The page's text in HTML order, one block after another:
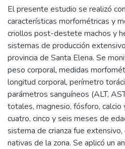
El presente estudio se realizó
características morfométricas y
criollos post-destete machos y
sistemas de producción
provincia de Santa Elena. Se
peso corporal, medidas
longitud corporal, perímetro
parámetros sanguíneos (ALT,
totales, magnesio, fósforo, calcio
cuatro, cinco y seis meses de
sistema de crianza fue
nativas de la zona. Se aplicó un